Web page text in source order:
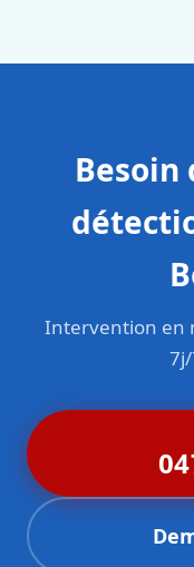
Besoin
Intervention en